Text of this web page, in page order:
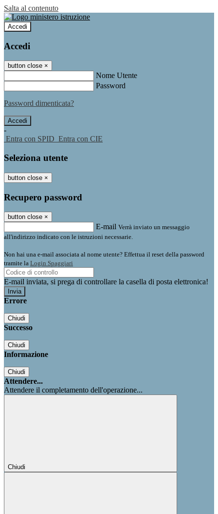
Salta al contenuto
Accedi
Accedi
button close ×
Nome Utente
Password
Password dimenticata?
-
Entra con SPID Entra con CIE
Seleziona utente
button close ×
Recupero password
button close ×
E-mail Verrà inviato un messaggio
all'indirizzo indicato con le istruzioni necessarie.
Non hai una e-mail associata al nome utente? Effettua il reset della password
tramite la Login Spaggiari
E-mail inviata, si prega di controllare la casella di posta elettronica!
Errore
Chiudi
Successo
Chiudi
Informazione
Chiudi
Attendere...
Attendere il completamento dell'operazione...
Chiudi